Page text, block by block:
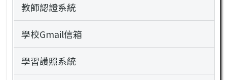
教師認證系統
學校Gmail信箱
學習護照系統